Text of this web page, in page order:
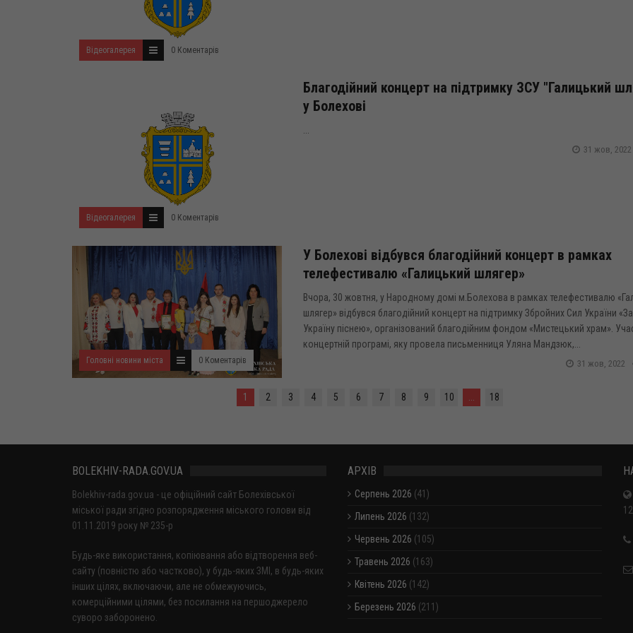
Відеогалерея 0 Коментарів
Відеогалерея 0 Коментарів
Благодійний концерт на підтримку ЗСУ "Галицький
у Болехові
31 жов, 2022
Головні новини міста 0 Коментарів
У Болехові відбувся благодійний концерт в рамках
телефестивалю «Галицький шлягер»
Вчора, 30 жовтня, у Народному домі м.Болехова в рамках телефестивалю
шлягер» відбувся благодійний концерт на підтримку Збройних Сил України
Україну піснею», організований благодійним фондом «Мистецький храм».
концертній програмі, яку провела письменниця Уляна Мандзюк,...
31 жов, 2022
1 2 3 4 5 6 7 8 9 10 ... 18
BOLEKHIV-RADA.GOV.UA
Bolekhiv-rada.gov.ua - це офіційний сайт Болехівської
міської ради згідно розпорядження міського голови від
01.11.2019 року № 235-р
Будь-яке використання, копіювання або відтворення веб-
сайту (повністю або частково), у будь-яких ЗМІ, в будь-яких
інших цілях, включаючи, але не обмежуючись,
комерційними цілями, без посилання на першоджерело
суворо заборонено.
АРХІВ
Серпень 2026 (41)
Липень 2026 (132)
Червень 2026 (105)
Травень 2026 (163)
Квітень 2026 (142)
Березень 2026 (211)
12